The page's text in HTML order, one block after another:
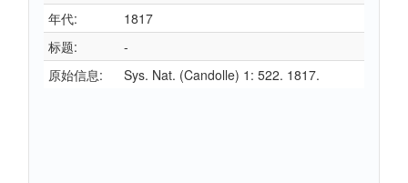
年代:
1817
标题:
-
原始信息:
Sys. Nat. (Candolle) 1: 522. 1817.